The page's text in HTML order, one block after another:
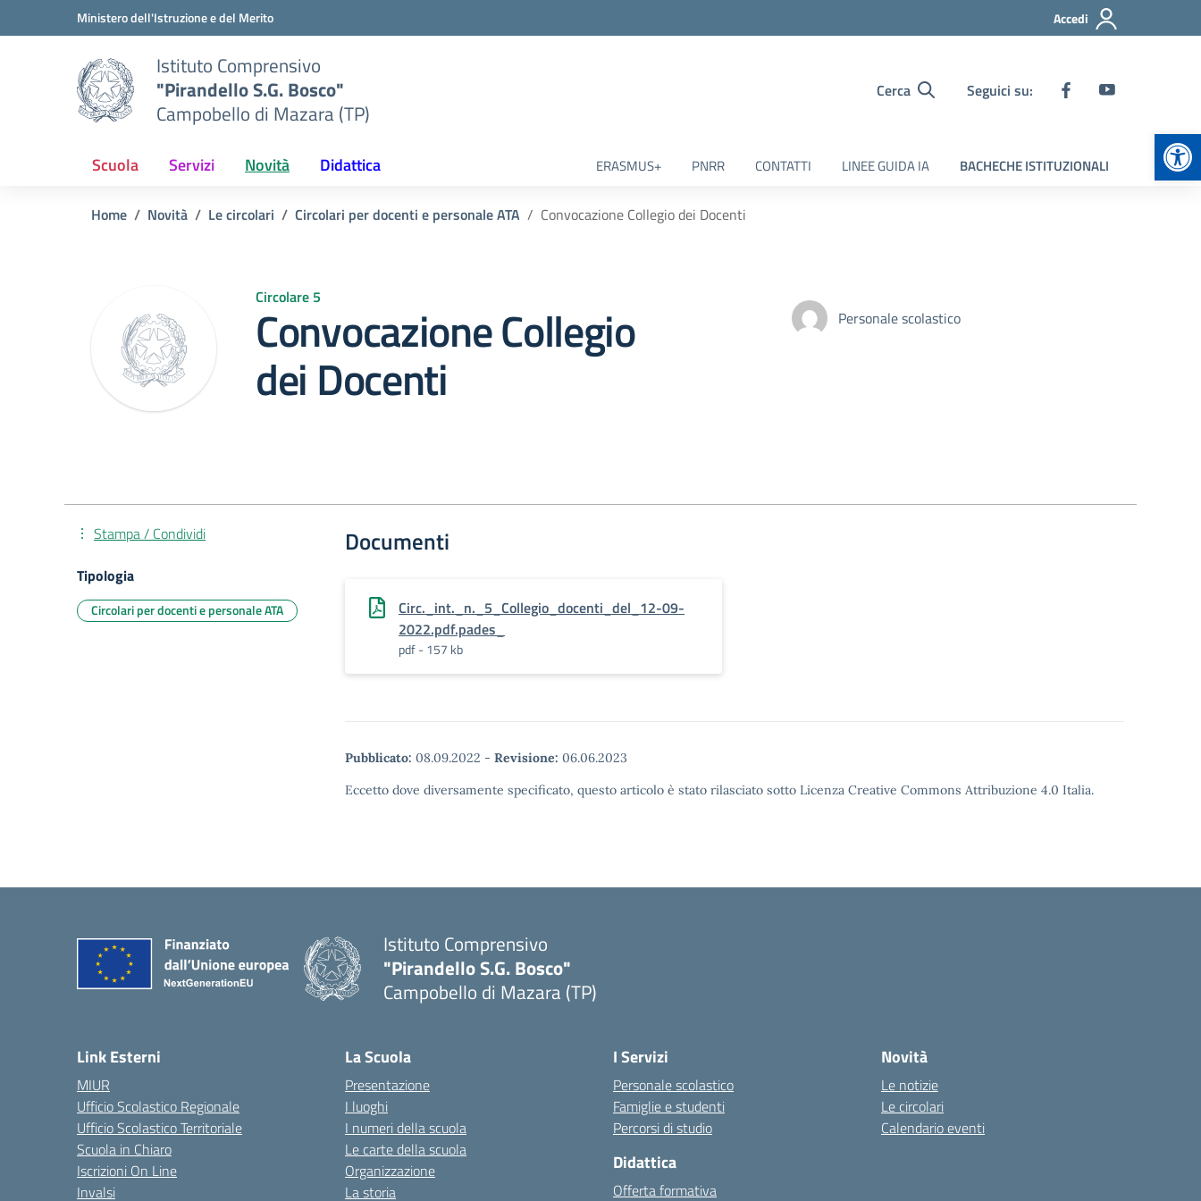
Vai ai contenuti
Vai al menu di navigazioneMinistero dell'Istruzione e del Merito Accedi
Istituto Comprensivo
"Pirandello S.G. Bosco"
Campobello di Mazara (TP)
Cerca Seguici su:
Scuola Servizi Novità Didattica ERASMUS+ PNRR CONTATTI LINEE GUIDA IA BACHECHE ISTITUZIONALI
Home Novità Le circolari Circolari per docenti e personale ATA Convocazione Collegio dei Docenti
Circolare 5
Convocazione Collegio
dei Docenti
Personale scolastico
Documenti
Circ._int._n._5_Collegio_docenti_del_12-09-
2022.pdf.pades_
pdf - 157 kb
Pubblicato: 08.09.2022 - Revisione: 06.06.2023
Eccetto dove diversamente specificato, questo articolo è stato rilasciato sotto Licenza Creative Commons Attribuzione 4.0 Italia.
Stampa / Condividi
Tipologia
Circolari per docenti e personale ATA
Istituto Comprensivo
"Pirandello S.G. Bosco"
Campobello di Mazara (TP)
Link Esterni
MIUR
Ufficio Scolastico Regionale
Ufficio Scolastico Territoriale
Scuola in Chiaro
Iscrizioni On Line
Invalsi
La Scuola
Presentazione
I luoghi
I numeri della scuola
Le carte della scuola
Organizzazione
La storia
I Servizi
Personale scolastico
Famiglie e studenti
Percorsi di studio
Didattica
Offerta formativa
Novità
Le notizie
Le circolari
Calendario eventi